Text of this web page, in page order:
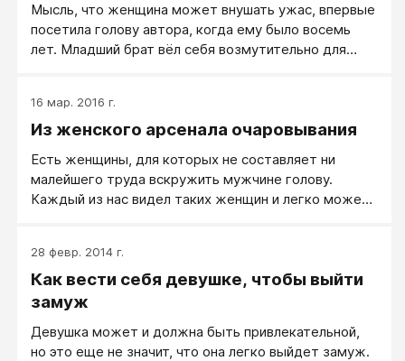
женственности» я познакомилась с понятием
«женская агрессивность», где, четко и ясно
говорится, что мужчина должен быть ведущим, он
самой быть источником?» Катя.
Мысль, что женщина может внушать ужас, впервые
посетила голову автора, когда ему было восемь
лет. Младший брат вёл себя возмутительно для
шар, прижала к лицу: нос расплющен, глаза
вытаращены, рот распахнут. И тронула за плечо
16 мар. 2016 г.
Из женского арсенала очаровывания
Есть женщины, для которых не составляет ни
малейшего труда вскружить мужчине голову.
Каждый из нас видел таких женщин и легко может
глазом. А если он виден, то вполне может быть
подробно описан. Что я сейчас и сделаю. И у
заинтересованных в подобном эффекте лиц есть
Тогда запоминайте!
28 февр. 2014 г.
Как вести себя девушке, чтобы выйти
замуж
Девушка может и должна быть привлекательной,
но это еще не значит, что она легко выйдет замуж.